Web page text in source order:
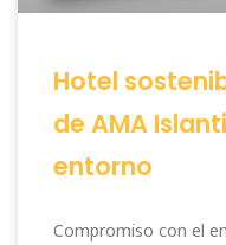
Hotel
de AMA
entorno
Compromiso con el